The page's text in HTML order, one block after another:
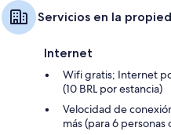
Servicios en la
Internet
Wifi gratis; Internet
(10 BRL por estancia)
Velocidad de
más (para 6 personas